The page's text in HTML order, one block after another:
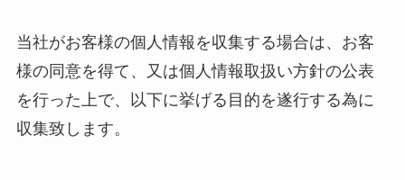
当社がお客様の個人情報を収集する場合は、お客
様の同意を得て、又は個人情報取扱い方針の公表
を行った上で、以下に挙げる目的を遂行する為に
収集致します。